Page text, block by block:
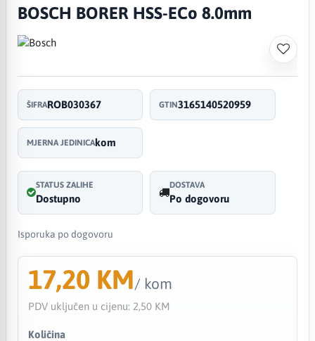
BOSCH BORER HSS-ECo 8.0mm
ŠIFRAROB030367 GTIN3165140520959
MJERNA JEDINICAkom
STATUS ZALIHE
Dostupno
DOSTAVA
Po dogovoru
Isporuka po dogovoru
17,20 KM/ kom
PDV uključen u cijenu: 2,50 KM
Količina